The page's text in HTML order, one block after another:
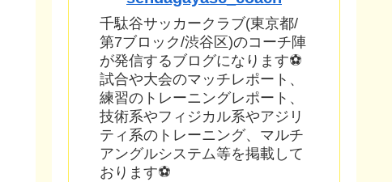
千駄谷サッカークラブ(東京都/
第7ブロック/渋谷区)のコーチ陣
が発信するブログになります⚽
試合や大会のマッチレポート、
練習のトレーニングレポート、
技術系やフィジカル系やアジリ
ティ系のトレーニング、マルチ
アングルシステム等を掲載して
おります⚽